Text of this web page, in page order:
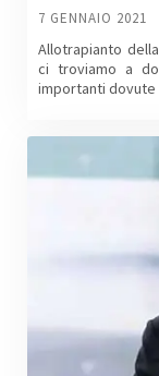
7 GENNAIO 2021
Allotrapianto
ci troviamo a
importanti